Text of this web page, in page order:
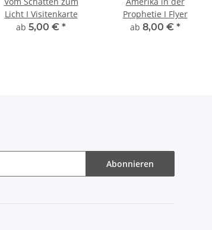
Licht I Visitenkarte
ab 5,00 € *
Prophetie I Flyer
ab 8,00 € *
Abonnieren